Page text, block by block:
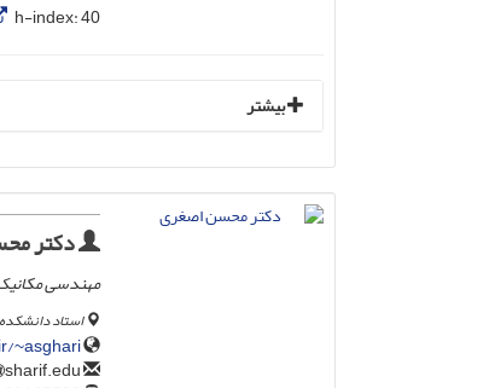
h-index:40
بیشتر
دکتر
مهندسی
استاد
~asghari/
sharif.edu